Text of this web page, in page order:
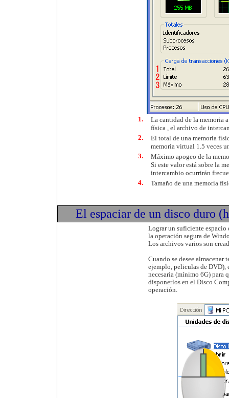
1.
La cantidad de la memoria
física , el archivo de
2.
El total de una memoria
memoria virtual 1.5 veces
3.
Máximo apogeo de la
Si este valor está sobre la
intercambio ocurrirán
4. Tamaño de una memoria
El espaciar de un disco duro
Lograr un suficiente espacio
la operación segura de
Los archivos varios son
Cuando se desee
ejemplo, peliculas de DVD),
necesaria (mínimo 6G) para
disponerlos en el Disco
operación.